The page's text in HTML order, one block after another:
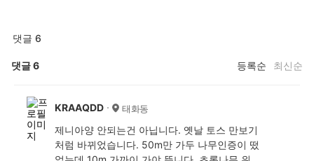
댓글 6
댓글6 등록순 최신순
KRAAQDD 태화동
제니아양 안되는건 아닙니다. 옛날 토스 만보기
처럼 바뀌었습니다. 50m만 가두 나무인증이 떴